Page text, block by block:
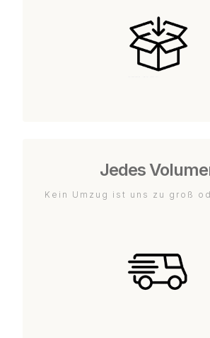
Jedes
Kein Umzug ist uns zu groß